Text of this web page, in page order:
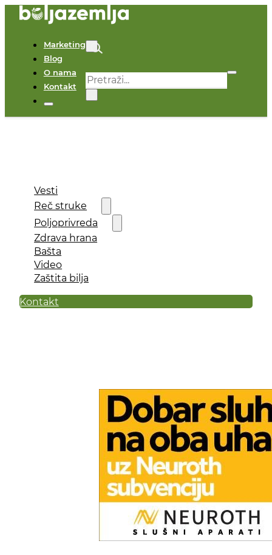
Marketing
Blog
O nama
Kontakt
Pretraga
Vesti
Reč struke
Poljoprivreda
Zdrava hrana
Bašta
Video
Zaštita bilja
Kontakt